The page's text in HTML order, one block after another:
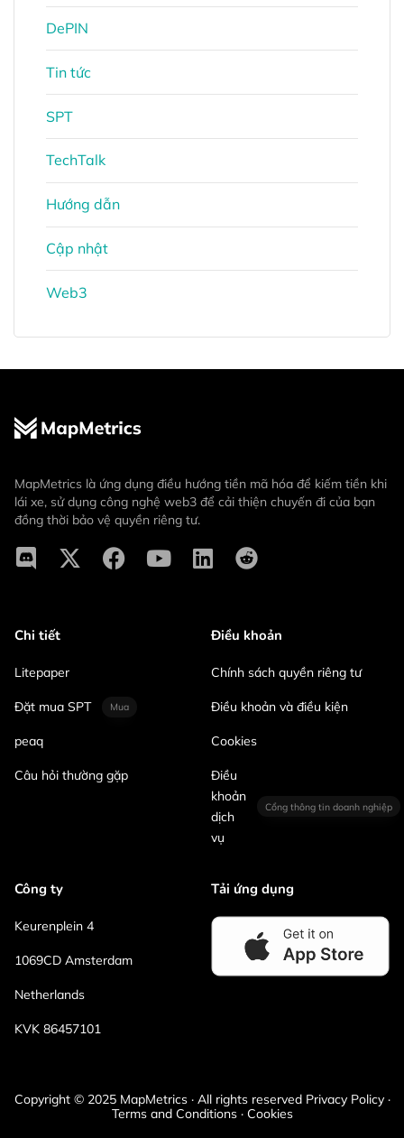
DePIN
Tin tức
SPT
TechTalk
Hướng dẫn
Cập nhật
Web3
MapMetrics là ứng dụng điều hướng tiền mã hóa để kiếm tiền khi
lái xe, sử dụng công nghệ web3 để cải thiện chuyến đi của bạn
đồng thời bảo vệ quyền riêng tư.
Chi tiết
Litepaper
Đặt mua SPT Mua
peaq
Câu hỏi thường gặp
Điều khoản
Chính sách quyền riêng tư
Điều khoản và điều kiện
Cookies
Điều
khoản
dịch
vụ
Cổng thông tin doanh nghiệp
Công ty
Keurenplein 4
1069CD Amsterdam
Netherlands
KVK 86457101
Tải ứng dụng
Copyright © 2025 MapMetrics · All rights reserved Privacy Policy ·
Terms and Conditions · Cookies